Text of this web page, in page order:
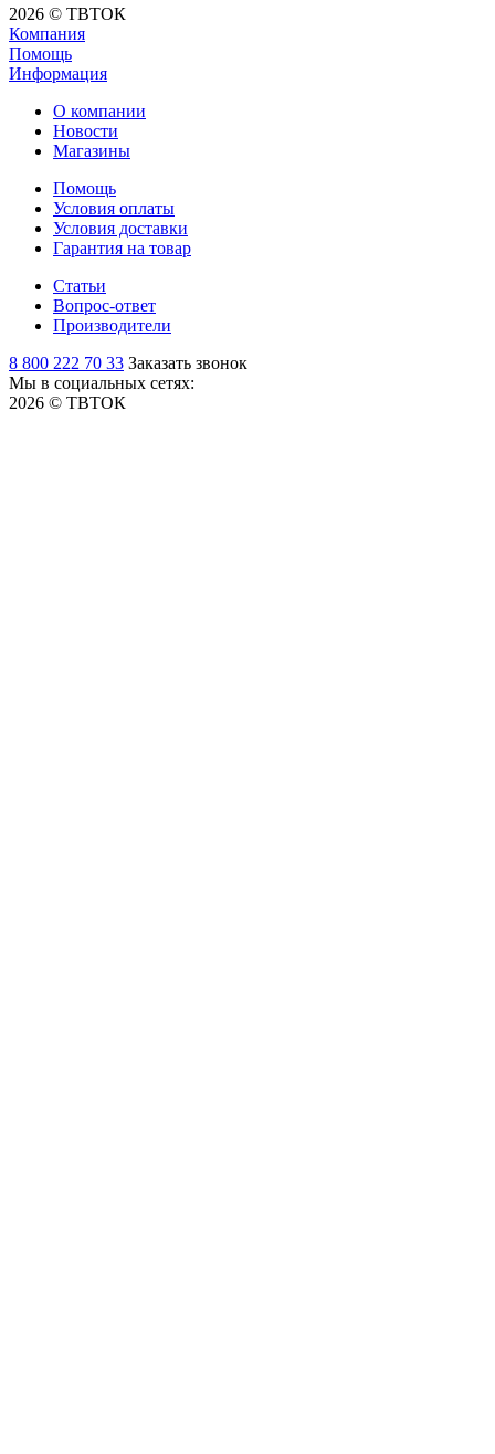
2026 © ТВТОК
Компания
Помощь
Информация
О компании
Новости
Магазины
Помощь
Условия оплаты
Условия доставки
Гарантия на товар
Статьи
Вопрос-ответ
Производители
8 800 222 70 33 Заказать звонок
Мы в социальных сетях:
2026 © ТВТОК